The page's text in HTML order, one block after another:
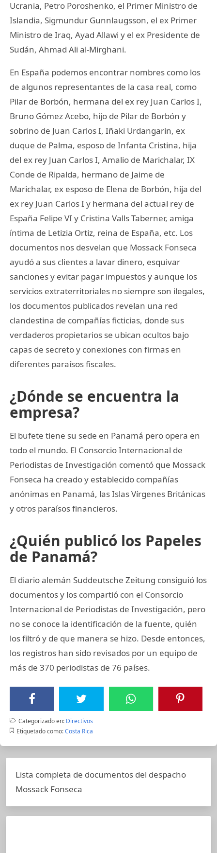
Ucrania, Petro Poroshenko, el Primer Ministro de
Islandia, Sigmundur Gunnlaugsson, el ex Primer
Ministro de Iraq, Ayad Allawi y el ex Presidente de
Sudán, Ahmad Ali al-Mirghani.
En España podemos encontrar nombres como los
de algunos representantes de la casa real, como
Pilar de Borbón, hermana del ex rey Juan Carlos I,
Bruno Gómez Acebo, hijo de Pilar de Borbón y
sobrino de Juan Carlos I, Iñaki Urdangarin, ex
duque de Palma, esposo de Infanta Cristina, hija
del ex rey Juan Carlos I, Amalio de Marichalar, IX
Conde de Ripalda, hermano de Jaime de
Marichalar, ex esposo de Elena de Borbón, hija del
ex rey Juan Carlos I y hermana del actual rey de
España Felipe VI y Cristina Valls Taberner, amiga
íntima de Letizia Ortiz, reina de España, etc. Los
documentos nos desvelan que Mossack Fonseca
ayudó a sus clientes a lavar dinero, esquivar
sanciones y evitar pagar impuestos y aunque los
servicios extraterritoriales no siempre son ilegales,
los documentos publicados revelan una red
clandestina de compañías ficticias, donde sus
verdaderos propietarios se ubican ocultos bajo
capas de secreto y conexiones con firmas en
diferentes paraísos fiscales.
¿Dónde se encuentra la
empresa?
El bufete tiene su sede en Panamá pero opera en
todo el mundo. El Consorcio Internacional de
Periodistas de Investigación comentó que Mossack
Fonseca ha creado y establecido compañías
anónimas en Panamá, las Islas Vírgenes Británicas
y otros paraísos financieros.
¿Quién publicó los Papeles
de Panamá?
El diario alemán Suddeutsche Zeitung consiguió los
documentos y los compartió con el Consorcio
Internacional de Periodistas de Investigación, pero
no se conoce la identificación de la fuente, quién
los filtró y de que manera se hizo. Desde entonces,
los registros han sido revisados por un equipo de
más de 370 periodistas de 76 países.
Categorizado en: Directivos
Etiquetado como: Costa Rica
Lista completa de documentos del despacho
Mossack Fonseca